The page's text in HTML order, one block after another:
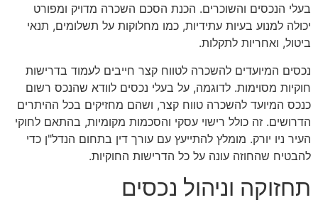
בעלי הנכסים והשוכרים. הכנת הסכם השכרה מדויק ומפורט
יכולה למנוע בעיות עתידיות, כמו מחלוקות על תשלומים, תנאי
ביטול, ואחריות לתקלות.
נכסים המיועדים להשכרה לטווח קצר חייבים לעמוד בדרישות
חוקיות מסוימות. לדוגמה, על בעלי נכסים לוודא שהנכס רשום
כנכס המיועד להשכרה טווח קצר, ושהם מחזיקים בכל ההיתרים
הדרושים. זה כולל רישוי עסקי והסכמות מקומיות, בהתאם לחוקי
העיר ניו יורק. מומלץ להתייעץ עם עורך דין בתחום הנדל"ן כדי
להבטיח שהחוזה עונה על כל הדרישות החוקיות.
תחזוקה וניהול נכסים